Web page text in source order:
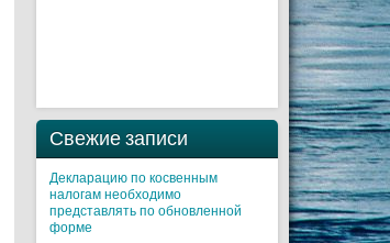
Свежие записи
Декларацию по косвенным
налогам необходимо
представлять по обновленной
форме